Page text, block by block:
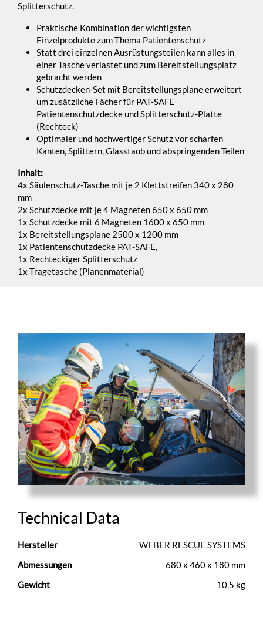
Splitterschutz.
Praktische Kombination der wichtigsten
Einzelprodukte zum Thema Patientenschutz
Statt drei einzelnen Ausrüstungsteilen kann alles in
einer Tasche verlastet und zum Bereitstellungsplatz
gebracht werden
Schutzdecken-Set mit Bereitstellungsplane erweitert
um zusätzliche Fächer für PAT-SAFE
Patientenschutzdecke und Splitterschutz-Platte
(Rechteck)
Optimaler und hochwertiger Schutz vor scharfen
Kanten, Splittern, Glasstaub und abspringenden Teilen
Inhalt:
4x Säulenschutz-Tasche mit je 2 Klettstreifen 340 x 280
mm
2x Schutzdecke mit je 4 Magneten 650 x 650 mm
1x Schutzdecke mit 6 Magneten 1600 x 650 mm
1x Bereitstellungsplane 2500 x 1200 mm
1x Patientenschutzdecke PAT-SAFE,
1x Rechteckiger Splitterschutz
1x Tragetasche (Planenmaterial)
Technical Data
Hersteller
WEBER RESCUE SYSTEMS
Abmessungen
680 x 460 x 180 mm
Gewicht
10,5 kg